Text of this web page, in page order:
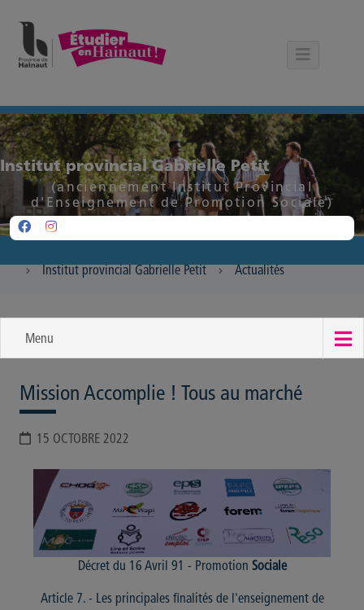
Institut provincial Gabrielle Petit
(anciennement Institut Provincial
d'Enseignement de Promotion Sociale)
Institut provincial Gabrielle Petit Actualités
Menu
Mission Accomplie ! Tous au marché
15 OCTOBRE 2022
Décret du 16 Avril 91 - Promotion Sociale
Article 7. - Les principales finalités de l'enseignement de